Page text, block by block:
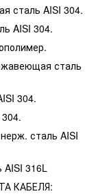
сталь AISI 304.
AISI 304.
сталь
304.
сталь AISI
316L
КАБЕЛЯ: